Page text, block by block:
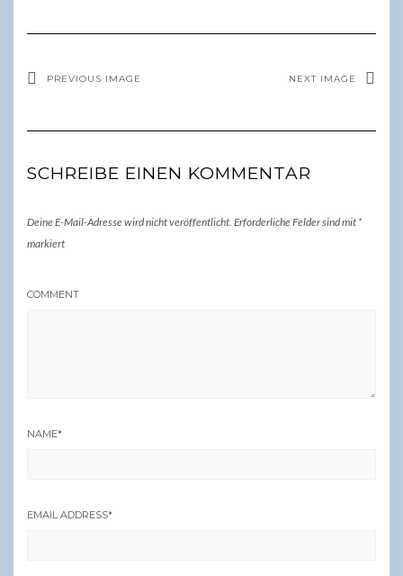
PREVIOUS IMAGE NEXT IMAGE
SCHREIBE EINEN KOMMENTAR
Deine E-Mail-Adresse wird nicht veröffentlicht. Erforderliche Felder sind mit *
markiert
COMMENT
NAME*
EMAIL ADDRESS*